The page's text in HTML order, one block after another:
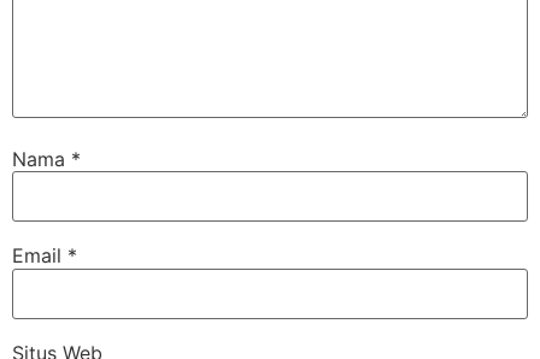
Nama *
Email *
Situs Web